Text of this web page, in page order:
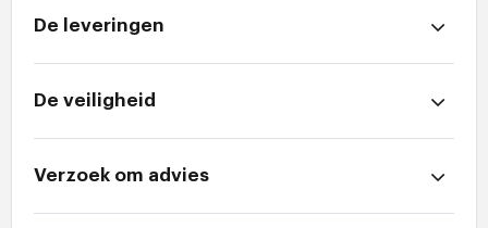
De leveringen
De veiligheid
Verzoek om advies